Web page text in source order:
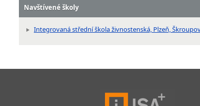
Navštívené školy
Integrovaná střední škola živnostenská, Plzeň,